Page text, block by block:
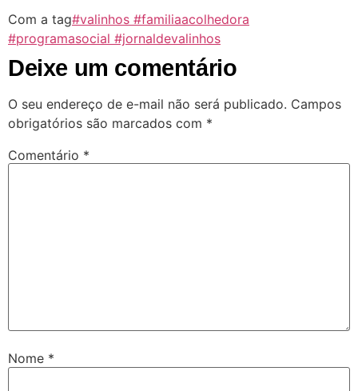
Com a tag#valinhos #familiaacolhedora
#programasocial #jornaldevalinhos
Deixe um comentário
O seu endereço de e-mail não será publicado. Campos
obrigatórios são marcados com *
Comentário *
Nome *